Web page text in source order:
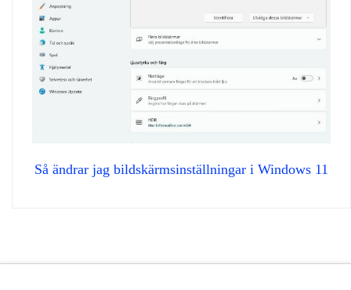
Så ändrar jag bildskärmsinställningar i Windows 11